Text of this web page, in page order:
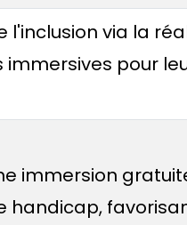
l'inclusion via la
pour
immersion
handicap,